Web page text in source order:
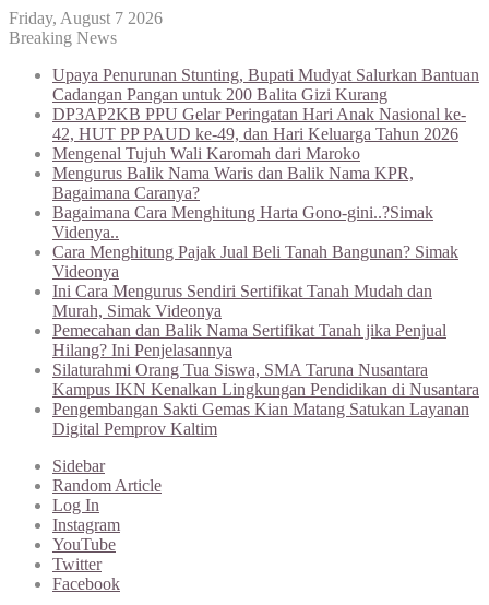
Friday, August 7 2026
Breaking News
Upaya Penurunan Stunting, Bupati Mudyat Salurkan Bantuan
Cadangan Pangan untuk 200 Balita Gizi Kurang
DP3AP2KB PPU Gelar Peringatan Hari Anak Nasional ke-
42, HUT PP PAUD ke-49, dan Hari Keluarga Tahun 2026
Mengenal Tujuh Wali Karomah dari Maroko
Mengurus Balik Nama Waris dan Balik Nama KPR,
Bagaimana Caranya?
Bagaimana Cara Menghitung Harta Gono-gini..?Simak
Videnya..
Cara Menghitung Pajak Jual Beli Tanah Bangunan? Simak
Videonya
Ini Cara Mengurus Sendiri Sertifikat Tanah Mudah dan
Murah, Simak Videonya
Pemecahan dan Balik Nama Sertifikat Tanah jika Penjual
Hilang? Ini Penjelasannya
Silaturahmi Orang Tua Siswa, SMA Taruna Nusantara
Kampus IKN Kenalkan Lingkungan Pendidikan di Nusantara
Pengembangan Sakti Gemas Kian Matang Satukan Layanan
Digital Pemprov Kaltim
Sidebar
Random Article
Log In
Instagram
YouTube
Twitter
Facebook